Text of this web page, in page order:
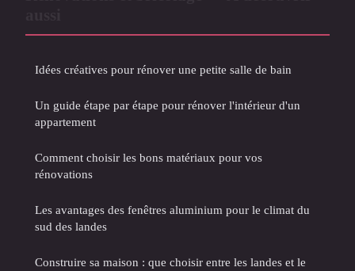
Idées créatives pour rénover une petite salle de bain
Un guide étape par étape pour rénover l'intérieur d'un
appartement
Comment choisir les bons matériaux pour vos
rénovations
Les avantages des fenêtres aluminium pour le climat du
sud des landes
Construire sa maison : que choisir entre les landes et le